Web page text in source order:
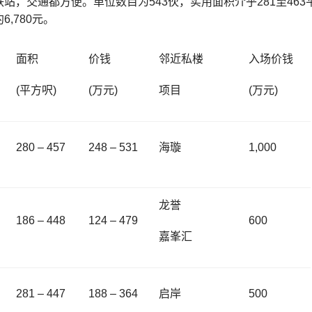
元。
面积
(平方呎)
价钱
(万元)
邻近私楼
项目
入场价钱
(万元)
280 – 457 248 – 531 海璇 1,000
186 – 448 124 – 479
龙誉
嘉峯汇
600
281 – 447 188 – 364 启岸 500